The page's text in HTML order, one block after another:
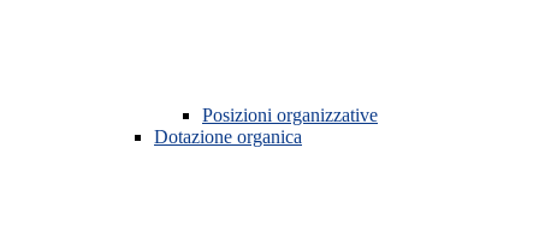
Posizioni organizzative
Dotazione organica